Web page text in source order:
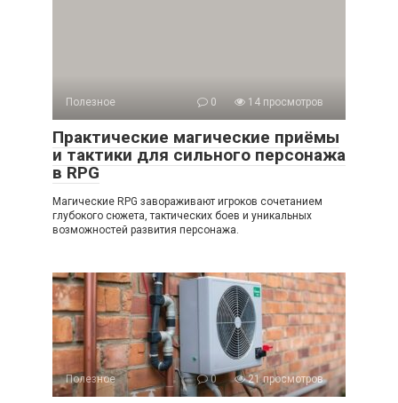
Полезное 0 14 просмотров
Практические магические приёмы
и тактики для сильного персонажа
в RPG
Магические RPG завораживают игроков сочетанием
глубокого сюжета, тактических боев и уникальных
возможностей развития персонажа.
Полезное 0 21 просмотров